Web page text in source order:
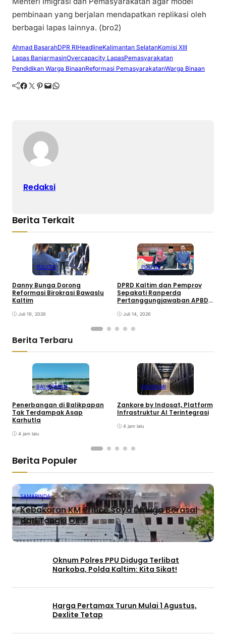
pembinaan yang berjalan mendapatkan replikasi oleh
berbagai lapas lainnya. (bro2)
Ahmad BasarahDPR RIHeadlineKalimantan SelatanKomisi XIII
Lapas BanjarmasinOvercapacity LapasPemasyarakatan
Pendidikan Warga BinaanReformasi PemasyarakatanWarga Binaan
Facebook Twitter Pinterest Mail WhatsApp
Redaksi
Berita Terkait
POLITIK
Danny Bunga Dorong
Reformasi Birokrasi Bawaslu
Kaltim
Juli 19, 2026
POLITIK
DPRD Kaltim dan Pemprov
Sepakati Ranperda
Pertanggungjawaban APBD
Juli 14, 2026
Berita Terbaru
BALIKPAPAN
Penerbangan di Balikpapan
Tak Terdampak Asap
Karhutla
4 jam lalu
EKONOMI
Zankore by Indosat, Platform
Infrastruktur AI Terintegrasi
4 jam lalu
Berita Populer
SAMARINDA
Kebakaran KM Prince Soya Diduga Berasal
dari Tangki Oli
Oknum Polres PPU Diduga Terlibat
Narkoba, Polda Kaltim: Kita Sikat!
Harga Pertamax Turun Mulai 1 Agustus,
Dexlite Tetap